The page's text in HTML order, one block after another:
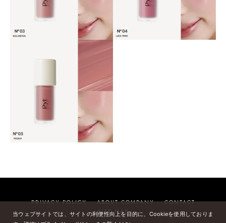
PRIVACY POLICY ABOUT COMPANY
CONTACT
SITE MAP
当ウェブサイトでは、サイトの利便性向上を目的に、Cookieを使用しておりま